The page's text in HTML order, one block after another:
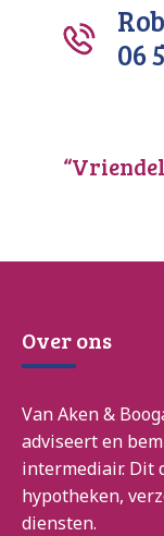
06
Over ons
Van Aken &
adviseert en
intermediair. Dit
hypotheken,
diensten.